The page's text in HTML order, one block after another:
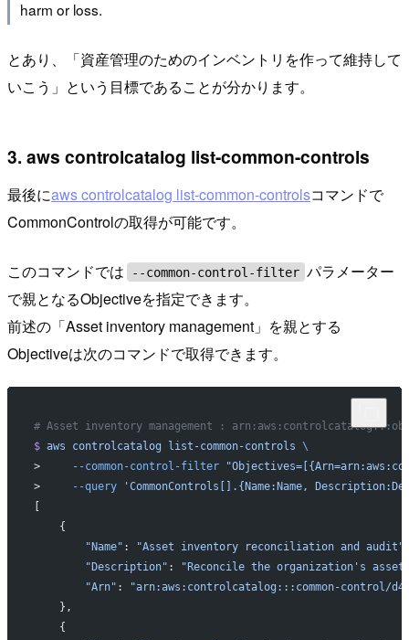
harm or loss.
とあり、「資産管理のためのインベントリを作って維持して
いこう」という目標であることが分かります。
3. aws controlcatalog list-common-controls
最後にaws controlcatalog list-common-controlsコマンドで
CommonControlの取得が可能です。
このコマンドでは --common-control-filter パラメーター
で親となるObjectiveを指定できます。
前述の「Asset inventory management」を親とする
Objectiveは次のコマンドで取得できます。
# Asset inventory management :
$ aws controlcatalog list-common-controls \
>
--common-control-filter
>
--query 'CommonControls[].{Name:Name,
    {
        "Name"
: "Asset inventory reconciliation and audit"
        "Description"
:
"Reconcile the organization's
        "Arn"
:
"arn:aws:controlcatalog:::common-control/
    },
    {